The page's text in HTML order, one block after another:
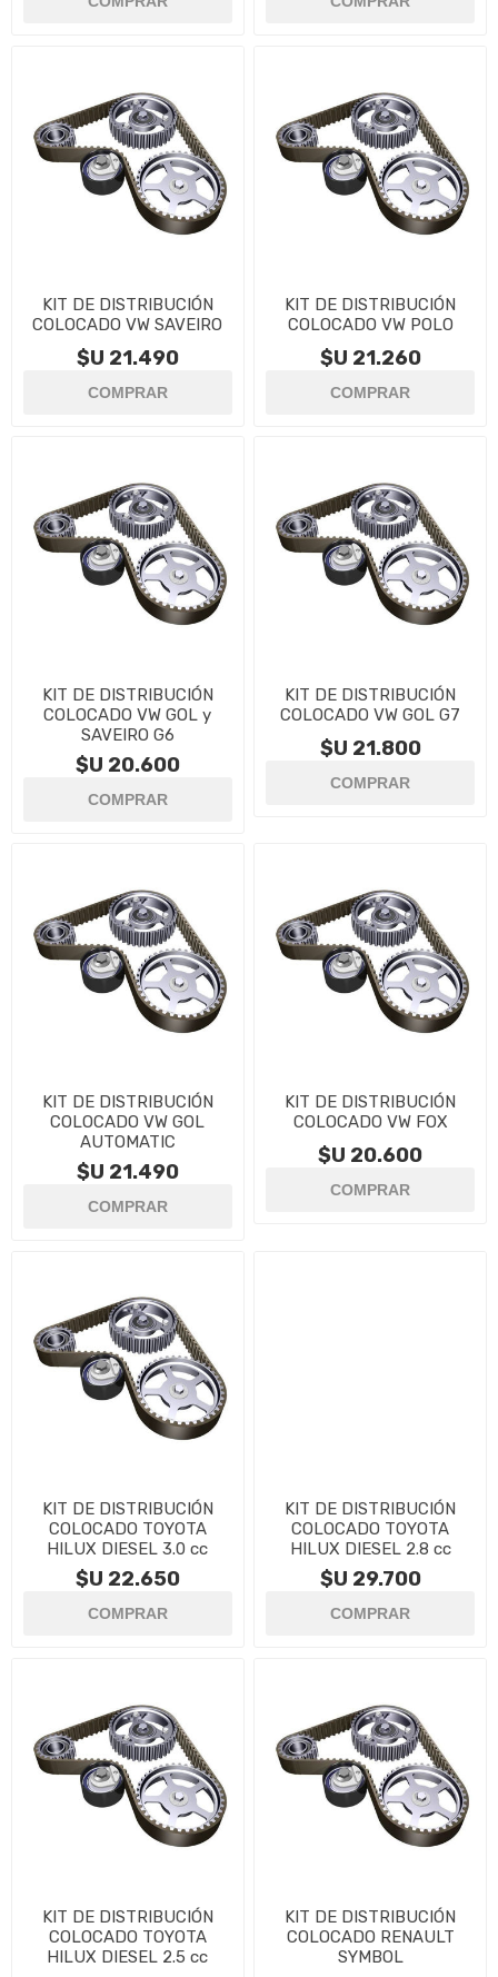
KIT DE DISTRIBUCIÓN
COLOCADO VW SAVEIRO
$U 21.490
KIT DE DISTRIBUCIÓN
COLOCADO VW POLO
$U 21.260
KIT DE DISTRIBUCIÓN
COLOCADO VW GOL y
SAVEIRO G6
$U 20.600
KIT DE DISTRIBUCIÓN
COLOCADO VW GOL G7
$U 21.800
KIT DE DISTRIBUCIÓN
COLOCADO VW GOL
AUTOMATIC
$U 21.490
KIT DE DISTRIBUCIÓN
COLOCADO VW FOX
$U 20.600
KIT DE DISTRIBUCIÓN
COLOCADO TOYOTA
HILUX DIESEL 3.0 cc
$U 22.650
KIT DE DISTRIBUCIÓN
COLOCADO TOYOTA
HILUX DIESEL 2.8 cc
$U 29.700
KIT DE DISTRIBUCIÓN
COLOCADO TOYOTA
HILUX DIESEL 2.5 cc
KIT DE DISTRIBUCIÓN
COLOCADO RENAULT
SYMBOL